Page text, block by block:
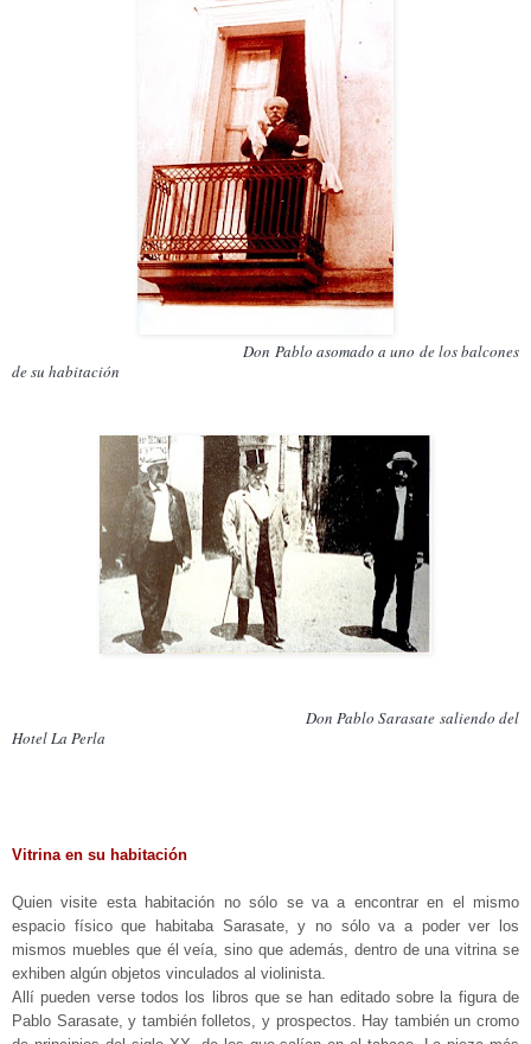
Don Pablo asomado a uno de los balcones
de su habitación
Don Pablo Sarasate saliendo del
Hotel La Perla
Vitrina en su habitación
Quien visite esta habitación no sólo se va a encontrar en el mismo
espacio físico que habitaba Sarasate, y no sólo va a poder ver los
mismos muebles que él veía, sino que además, dentro de una vitrina se
exhiben algún objetos vinculados al violinista.
Allí pueden verse todos los libros que se han editado sobre la figura de
Pablo Sarasate, y también folletos, y prospectos. Hay también un cromo